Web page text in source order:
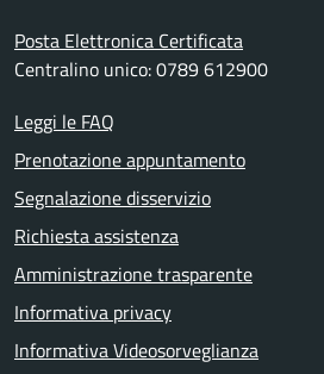
Posta Elettronica Certificata
Centralino unico: 0789 612900
Leggi le FAQ
Prenotazione appuntamento
Segnalazione disservizio
Richiesta assistenza
Amministrazione trasparente
Informativa privacy
Informativa Videosorveglianza